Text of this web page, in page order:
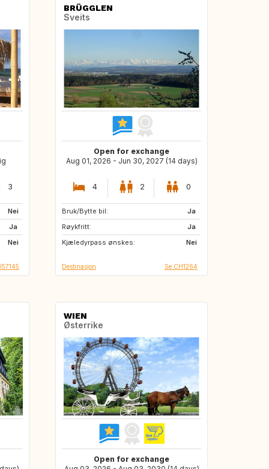
3
Nei
Ja
Nei
BRÜGGLEN
Sveits
Open for exchange
Aug 01, 2026 - Jun 30, 2027 (14 days)
4 2 0
Bruk/Bytte bil:
Ja
Røykfritt:
Ja
Kjæledyrpass ønskes:
Nei
MA
NO
ES
Destinasjon Se CH1264
WIEN
Østerrike
Open for exchange